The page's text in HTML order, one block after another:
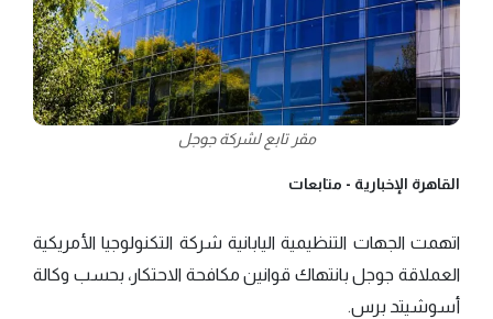
مقر تابع لشركة جوجل
القاهرة الإخبارية - متابعات
اتهمت الجهات التنظيمية اليابانية شركة التكنولوجيا الأمريكية
العملاقة جوجل بانتهاك قوانين مكافحة الاحتكار، بحسب وكالة
أسوشيتد برس.